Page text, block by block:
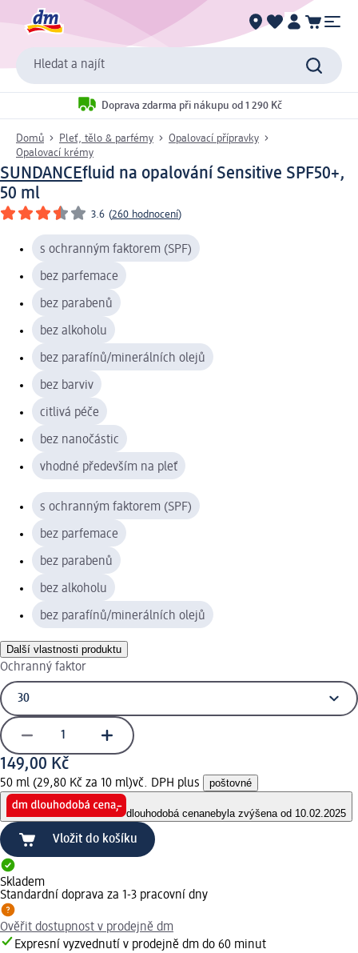
Hledat a najít
Doprava zdarma při nákupu od 1 290 Kč
Domů Pleť, tělo & parfémy
Opalovací přípravky
Opalovací krémy
SUNDANCEfluid na opalování Sensitive SPF50+,
50 ml
3.6 (260 hodnocení)
s ochranným faktorem (SPF)
bez parfemace
bez parabenů
bez alkoholu
bez parafínů/minerálních olejů
bez barviv
citlivá péče
bez nanočástic
vhodné především na pleť
s ochranným faktorem (SPF)
bez parfemace
bez parabenů
bez alkoholu
bez parafínů/minerálních olejů
Další vlastnosti produktu
Ochranný faktor
149,00 Kč
50 ml (29,80 Kč za 10 ml)vč. DPH plus poštovné
dlouhodobá cenanebyla zvýšena od 10.02.2025
Vložit do košíku
Skladem
Standardní doprava za 1-3 pracovní dny
Ověřit dostupnost v prodejně dm
Expresní vyzvednutí v prodejně dm do 60 minut